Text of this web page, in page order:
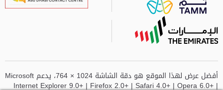
برعاية برعاية
برعاية
أفضل عرض لهذا الموقع هو دقة الشاشة 1024 × 764، يدعم Microsoft
Internet Explorer 9.0+ | Firefox 2.0+ | Safari 4.0+ | Opera 6.0+ |